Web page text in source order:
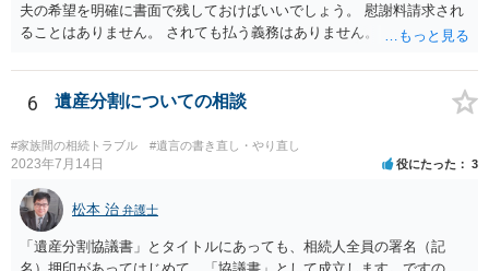
夫の希望を明確に書面で残しておけばいいでしょう。 慰謝料請求され
ることはありません。 されても払う義務はありません。
6 遺産分割についての相談
#家族間の相続トラブル #遺言の書き直し・やり直し
2023年7月14日 役にたった 3
松本 治 弁護士
「遺産分割協議書」とタイトルにあっても、相続人全員の署名（記
名）押印があってはじめて、「協議書」として成立します。ですの